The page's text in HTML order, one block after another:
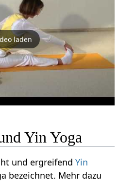
laden
Yin Yoga
und ergreifendYin
bezeichnet. Mehr dazu